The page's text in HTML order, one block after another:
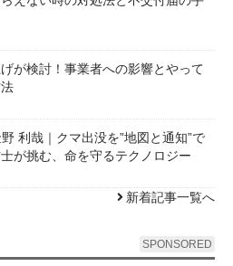
が検討！事業者への影響とやって
利哉｜クマ出没を”地図と通知”で
が挑む、命を守るテクノロジー
新着記事一覧へ
SPONSORED